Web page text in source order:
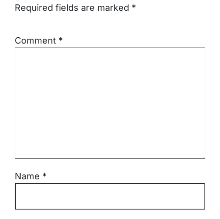
Required fields are marked *
Comment *
Name *